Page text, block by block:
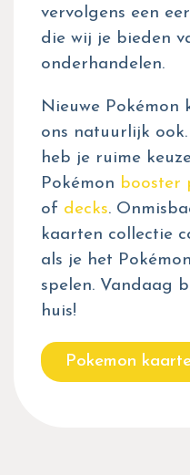
vervolgens een
die wij je bieden
onderhandelen.
Nieuwe Pokémon
ons natuurlijk
heb je ruime
Pokémon booster
of decks.
kaarten collectie
als je het
spelen. Vandaag
huis!
Pokemon